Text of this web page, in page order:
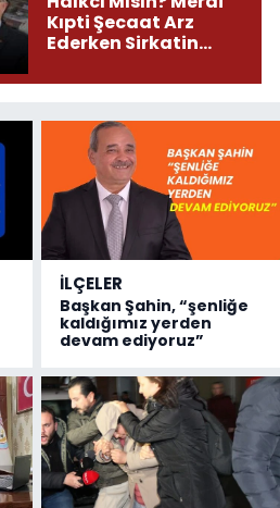
Kıpti Şecaat Arz
Ederken Sirkatin
İLÇELER
Başkan Şahin, “şenliğe
kaldığımız yerden
devam ediyoruz”